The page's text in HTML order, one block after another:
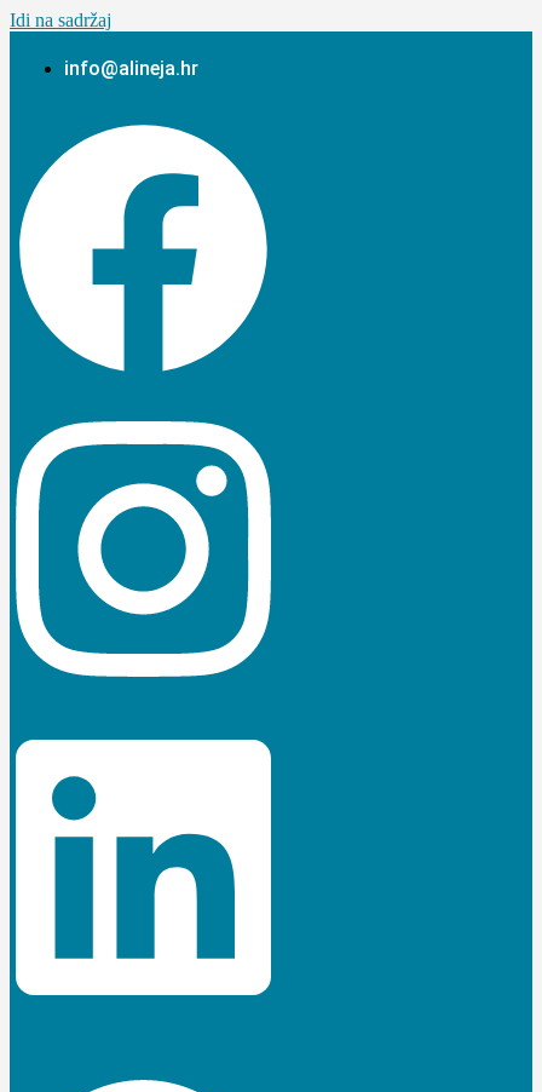
Idi na sadržaj
info@alineja.hr